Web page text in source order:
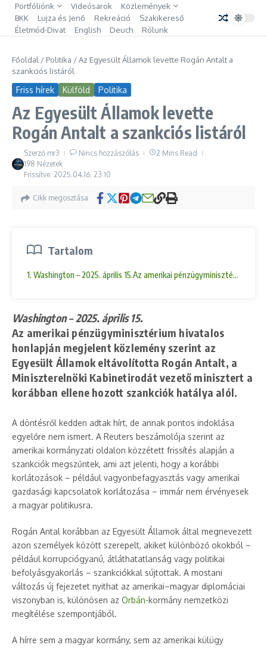
Ugrás a tartalomhoz
Portfóliónk Videósarok
Közlemények
BKK
Lujza és Jenő Rekreáció
Szakikereső
Életmód-Divat
English Deuch Rólunk
Főoldal / Politika /Az Egyesült Államok levette Rogán Antalt a
szankciós listáról
Friss hírek Külföld Politika
Az Egyesült Államok levette
Rogán Antalt a szankciós listáról
Szerző mr3 Nincs hozzászólás
2 Mins Read
198 Nézetek
Frissítve: 2025.04.16. 23:10
Cikk megosztása
Tartalom
1. Washington – 2025. április 15.Az amerikai pénzügyminisztérium
Washington – 2025. április 15.
Az amerikai pénzügyminisztérium hivatalos
honlapján megjelent közlemény szerint az
Egyesült Államok eltávolította Rogán Antalt, a
Miniszterelnöki Kabinetirodát vezető minisztert a
korábban ellene hozott szankciók hatálya alól.
A döntésről kedden adtak hírt, de annak pontos indoklása
egyelőre nem ismert. A Reuters beszámolója szerint az
amerikai kormányzati oldalon közzétett frissítés alapján a
szankciók megszűntek, ami azt jelenti, hogy a korábbi
korlátozások – például vagyonbefagyasztás vagy amerikai
gazdasági kapcsolatok korlátozása – immár nem érvényesek
a magyar politikusra.
Rogán Antal korábban az Egyesült Államok által megnevezett
azon személyek között szerepelt, akiket különböző okokból –
például korrupciógyanú, átláthatatlanság vagy politikai
befolyásgyakorlás – szankciókkal sújtottak. A mostani
változás új fejezetet nyithat az amerikai–magyar diplomáciai
viszonyban is, különösen az Orbán-kormány nemzetközi
megítélése szempontjából.
A hírre sem a magyar kormány, sem az amerikai külügy